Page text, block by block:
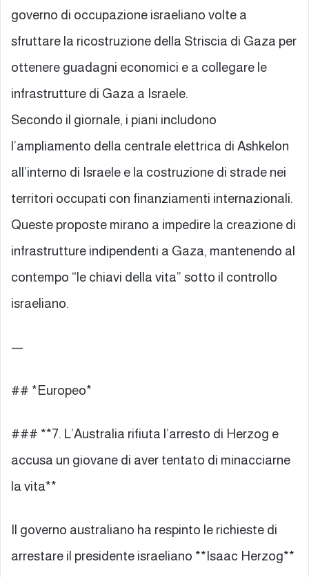
governo di occupazione israeliano volte a
sfruttare la ricostruzione della Striscia di Gaza per
ottenere guadagni economici e a collegare le
infrastrutture di Gaza a Israele.
Secondo il giornale, i piani includono
l’ampliamento della centrale elettrica di Ashkelon
all’interno di Israele e la costruzione di strade nei
territori occupati con finanziamenti internazionali.
Queste proposte mirano a impedire la creazione di
infrastrutture indipendenti a Gaza, mantenendo al
contempo “le chiavi della vita” sotto il controllo
israeliano.
—
## *Europeo*
### **7. L’Australia rifiuta l’arresto di Herzog e
accusa un giovane di aver tentato di minacciarne
la vita**
Il governo australiano ha respinto le richieste di
arrestare il presidente israeliano **Isaac Herzog**